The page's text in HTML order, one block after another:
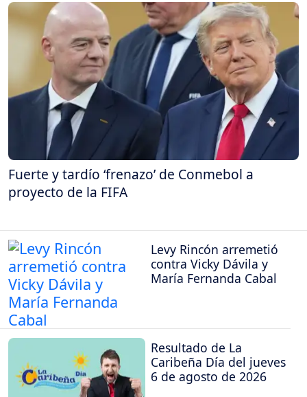
Fuerte y tardío ‘frenazo’ de Conmebol a
proyecto de la FIFA
Levy Rincón arremetió
contra Vicky Dávila y
María Fernanda Cabal
Resultado de La
Caribeña Día del jueves
6 de agosto de 2026